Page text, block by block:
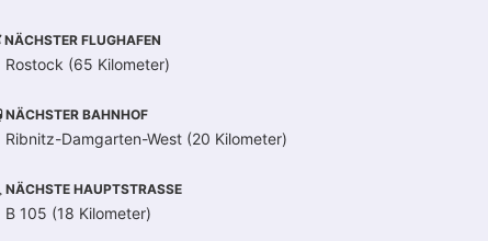
NÄCHSTER FLUGHAFEN
Rostock (65 Kilometer)
NÄCHSTER BAHNHOF
Ribnitz-Damgarten-West (20 Kilometer)
NÄCHSTE HAUPTSTRASSE
B 105 (18 Kilometer)